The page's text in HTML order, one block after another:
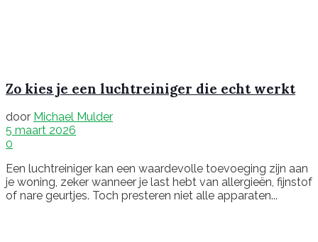
Zo kies je een luchtreiniger die echt werkt
door Michael Mulder
5 maart 2026
0
Een luchtreiniger kan een waardevolle toevoeging zijn aan
je woning, zeker wanneer je last hebt van allergieën, fijnstof
of nare geurtjes. Toch presteren niet alle apparaten...